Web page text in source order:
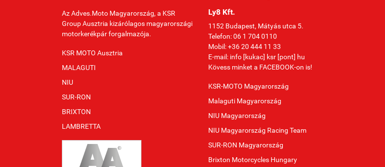
Az Adves.Moto Magyarország, a KSR
Group Ausztria kizárólagos magyarországi
motorkerékpár forgalmazója.
KSR MOTO Ausztria
MALAGUTI
NIU
SUR-RON
BRIXTON
LAMBRETTA
Ly8 Kft.
1152 Budapest, Mátyás utca 5.
Telefon: 06 1 704 0110
Mobil: +36 20 444 11 33
E-mail: info [kukac] ksr [pont] hu
Kövess minket a FACEBOOK-on is!
KSR-MOTO Magyarország
Malaguti Magyarország
NIU Magyarország
NIU Magyarország Racing Team
SUR-RON Magyarország
Brixton Motorcycles Hungary